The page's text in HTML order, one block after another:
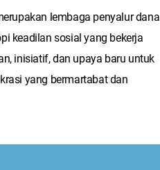
lembaga penyalur dana
keadilan sosial yang bekerja
inisiatif, dan upaya baru untuk
yang bermartabat dan